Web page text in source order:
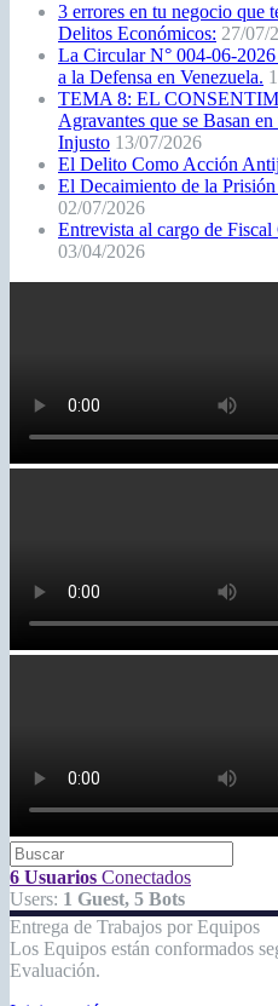
3 errores en tu negocio que
Delitos Económicos: 27/07/
La Circular N° 004-06-
a la Defensa en Venezuela.
TEMA 8: EL
Agravantes que se Basan
Injusto 13/07/2026
El Delito Como Acción
El Decaimiento de la
02/07/2026
Entrevista al cargo de
03/04/2026
6 Usuarios Conectados
Users: 1 Guest, 5 Bots
Entrega de Trabajos por Equipos
Los Equipos están conformados
Evaluación.